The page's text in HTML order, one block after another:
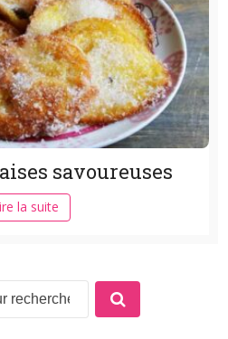
savoureuses
la suite